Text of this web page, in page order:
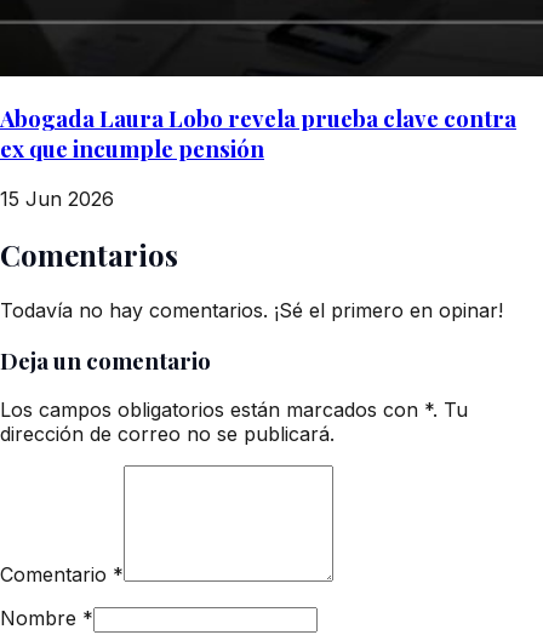
Abogada Laura Lobo revela prueba clave contra
ex que incumple pensión
15 Jun 2026
Comentarios
Todavía no hay comentarios. ¡Sé el primero en opinar!
Deja un comentario
Los campos obligatorios están marcados con *. Tu
dirección de correo no se publicará.
Comentario *
Nombre *